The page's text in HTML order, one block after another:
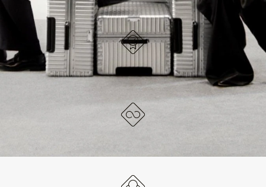
독일에서 디자인되었습니다
각 아이템은 품질 테스트와 면밀한 검사를 거칩니다.